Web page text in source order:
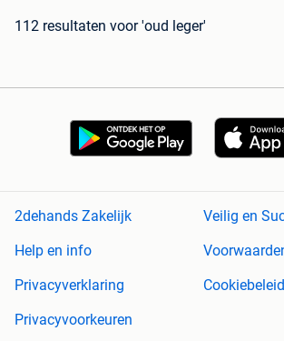
112 resultaten voor 'oud leger'
2dehands Zakelijk
Veilig en
Help en info
Privacyverklaring
Cookiebeleid
Privacyvoorkeuren